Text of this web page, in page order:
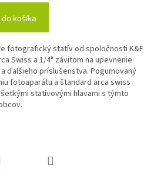
košíka
fotografický statív od spoločnosti K&F
Swiss a 1/4" závitom na upevnenie
ďalšieho príslušenstva. Pogumovaný
fotoaparátu a štandard arca swiss
statívovými hlavami s týmto